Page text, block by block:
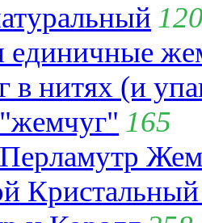
единичные
в нитях (и
165